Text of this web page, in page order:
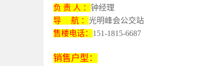
负 责 人 ： 钟经理
导 航 ： 光明峰会公交站
售楼电话： 151-1815-6687
销售户型：